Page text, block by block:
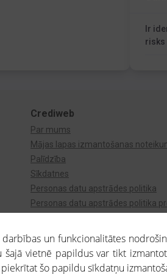
Ir
risks
Crediweb
Par mums
Mājas lapas izmantošanas
Palīdzība
Sīkdatnes
Personas datu apstrādes politika
Personas datu apstrādes politika
un funkcionalitātes
vietnē papildus var tikt
piekrītat šo papildu sīkdatņu